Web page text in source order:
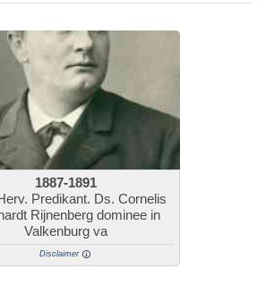
1887-1891
Predikant. Ds. Cornelis
Rijnenberg dominee in
Valkenburg va
Disclaimer